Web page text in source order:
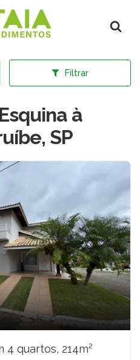
Filtrar
à
SP
4 quartos, 214m²